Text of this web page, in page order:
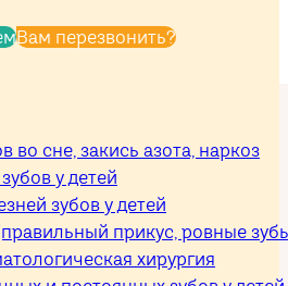
Вам перезвонить?
во сне, закись азота, наркоз
у детей
зубов у детей
прикус, ровные
хирургия